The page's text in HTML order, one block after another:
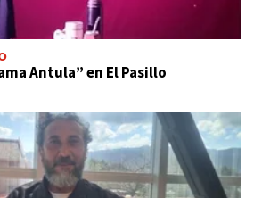
Antula” en El Pasillo